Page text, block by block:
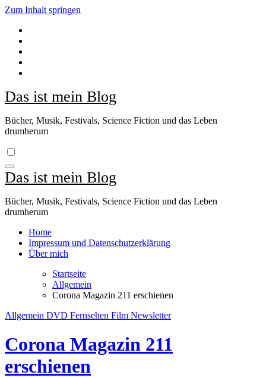
Zum Inhalt springen
Das ist mein Blog
Bücher, Musik, Festivals, Science Fiction und das Leben
drumherum
Das ist mein Blog
Bücher, Musik, Festivals, Science Fiction und das Leben
drumherum
Home
Impressum und Datenschutzerklärung
Über mich
Startseite
Allgemein
Corona Magazin 211 erschienen
Allgemein DVD Fernsehen Film Newsletter
Corona Magazin 211
erschienen